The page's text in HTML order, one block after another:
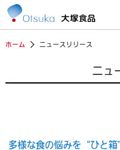
ホーム ニュースリリース
ニュ
多様な食の悩みを“ひと